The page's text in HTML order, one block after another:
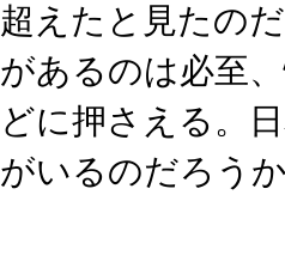
超えたと見たの
があるのは必至
どに押さえる。
がいるのだろう